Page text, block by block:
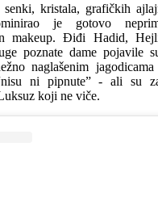
senki, kristala, grafičkih
je gotovo
makeup. Điđi Hadid,
poznate dame pojavile
naglašenim
ni pipnute” - ali su
koji ne viče.